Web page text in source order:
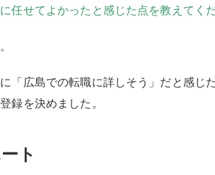
任せてよかったと感じた点を教えてくだ
「広島での転職に詳しそう」だと感じ
録を決めました。
ト